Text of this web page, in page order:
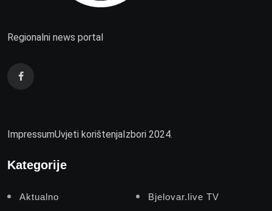
Regionalni news portal
ImpressumUvjeti korištenjaIzbori 2024.
Kategorije
Aktualno Bjelovar.live TV